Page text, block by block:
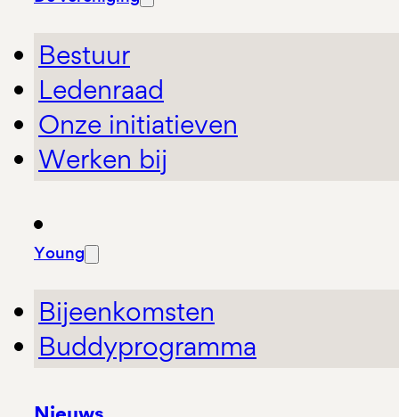
Bestuur
Ledenraad
Onze initiatieven
Werken bij
Young
Bijeenkomsten
Buddyprogramma